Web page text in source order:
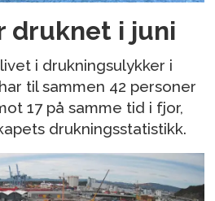
druknet i juni
i drukningsulykker i
til sammen 42 personer
17 på samme tid i fjor,
drukningsstatistikk.